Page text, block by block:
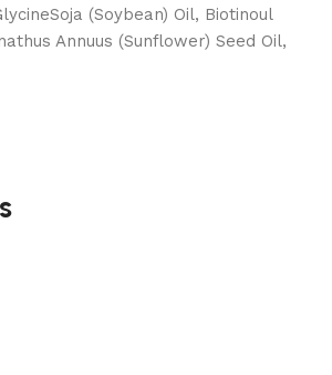
(Soybean) Oil, Biotinoul
Annuus (Sunflower) Seed Oil,